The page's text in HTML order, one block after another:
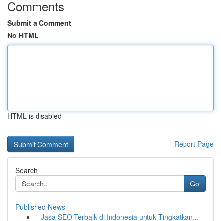
Comments
Submit a Comment
No HTML
HTML is disabled
Report Page
Search
Go
Published News
1 Jasa SEO Terbaik di Indonesia untuk Tingkatkan...